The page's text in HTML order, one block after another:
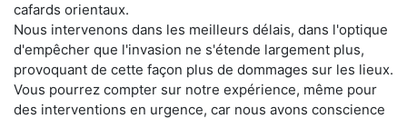
cafards orientaux.
Nous intervenons dans les meilleurs délais, dans l'optique
d'empêcher que l'invasion ne s'étende largement plus,
provoquant de cette façon plus de dommages sur les lieux.
Vous pourrez compter sur notre expérience, même pour
des interventions en urgence, car nous avons conscience